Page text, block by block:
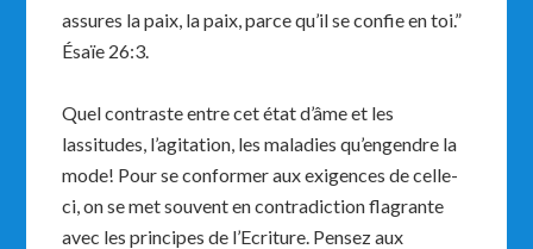
assures la paix, la paix, parce qu’il se confie en toi.”
Ésaïe 26:3.
Quel contraste entre cet état d’âme et les
lassitudes, l’agitation, les maladies qu’engendre la
mode! Pour se conformer aux exigences de celle-
ci, on se met souvent en contradiction flagrante
avec les principes de l’Ecriture. Pensez aux